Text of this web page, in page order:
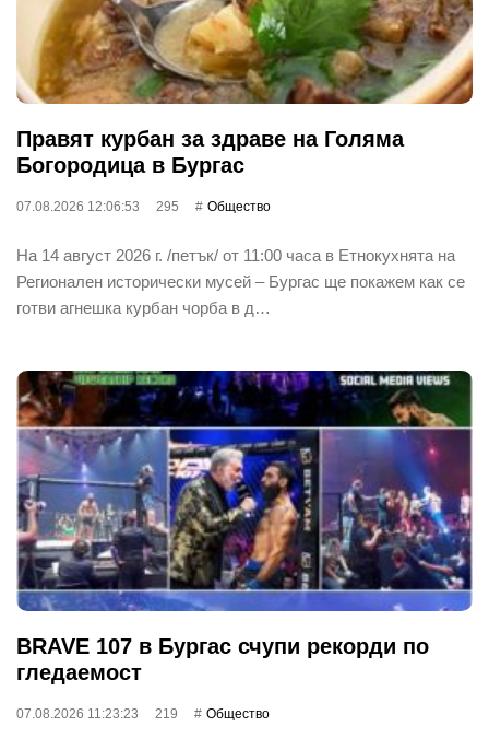
Правят курбан за здраве на Голяма
Богородица в Бургас
07.08.2026 12:06:53 295 Общество
На 14 август 2026 г. /петък/ от 11:00 часа в Етнокухнята на
Регионален исторически мусей – Бургас ще покажем как се
готви агнешка курбан чорба в д…
BRAVE 107 в Бургас счупи рекорди по
гледаемост
07.08.2026 11:23:23 219 Общество